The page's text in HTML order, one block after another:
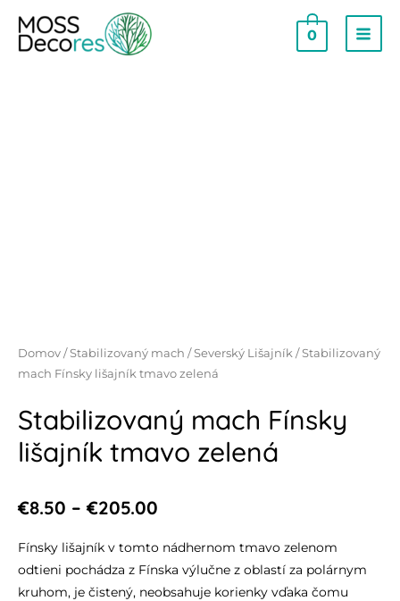
0
Domov /Stabilizovaný mach /Severský Lišajník / Stabilizovaný
mach Fínsky lišajník tmavo zelená
Stabilizovaný mach Fínsky
lišajník tmavo zelená
€8.50 – €205.00
Fínsky lišajník v tomto nádhernom tmavo zelenom
odtieni pochádza z Fínska výlučne z oblastí za polárnym
kruhom, je čistený, neobsahuje korienky vďaka čomu